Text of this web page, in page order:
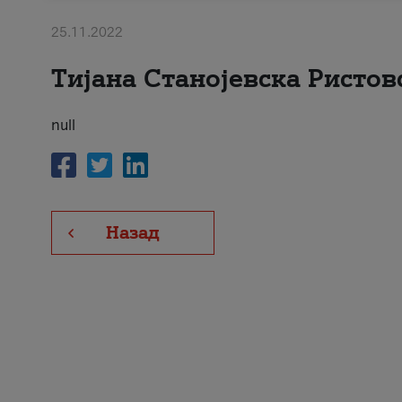
25.11.2022
Тијана Станојевска
null
Назад